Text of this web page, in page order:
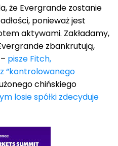
że Evergrande zostanie
ponieważ jest
aktywami. Zakładamy,
zbankrutują,
pisze Fitch,
“kontrolowanego
chińskiego
losie spółki zdecyduje